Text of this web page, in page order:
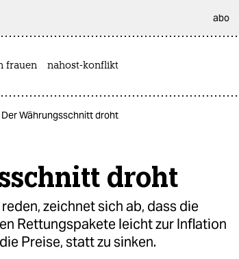
abo
frauen nahost-konflikt
Währungsschnitt droht
droht
zeichnet sich ab, dass die
Rettungspakete leicht zur Inflation
Preise, statt zu sinken.